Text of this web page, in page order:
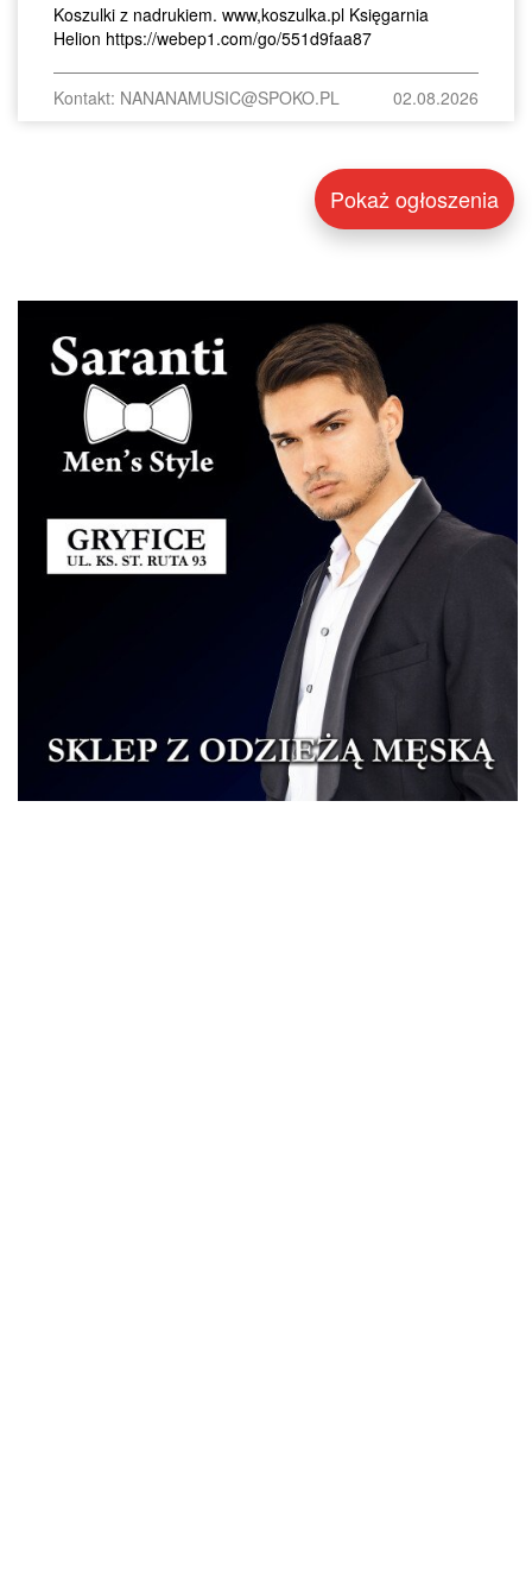
Koszulki z nadrukiem. www,koszulka.pl Księgarnia
Helion https://webep1.com/go/551d9faa87
Kontakt: NANANAMUSIC@SPOKO.PL 02.08.2026
Pokaż ogłoszenia